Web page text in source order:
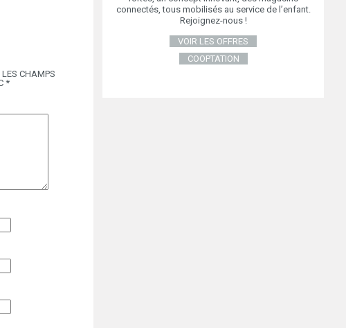
LES CHAMPS
*
connectés, tous mobilisés au service de l’enfant.
Rejoignez-nous !
VOIR LES OFFRES
COOPTATION